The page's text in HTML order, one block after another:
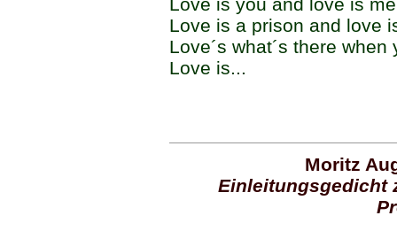
Love is a prison and love
Love´s what´s there
Love is...
Moritz
Einleitungsgedicht